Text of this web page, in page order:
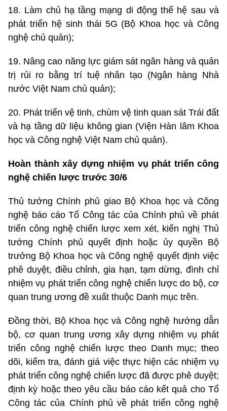
18. Làm chủ hạ tầng mạng di động thế hệ sau và
phát triển hệ sinh thái 5G (Bộ Khoa học và Công
nghệ chủ quản);
19. Nâng cao năng lực giám sát ngân hàng và quản
trị rủi ro bằng trí tuệ nhân tạo (Ngân hàng Nhà
nước Việt Nam chủ quản);
20. Phát triển vệ tinh, chùm vệ tinh quan sát Trái đất
và hạ tầng dữ liệu không gian (Viện Hàn lâm Khoa
học và Công nghệ Việt Nam chủ quản).
Hoàn thành xây dựng nhiệm vụ phát triển công
nghệ chiến lược trước 30/6
Thủ tướng Chính phủ giao Bộ Khoa học và Công
nghệ báo cáo Tổ Công tác của Chính phủ về phát
triển công nghệ chiến lược xem xét, kiến nghị Thủ
tướng Chính phủ quyết định hoặc ủy quyền Bộ
trưởng Bộ Khoa học và Công nghệ quyết định việc
phê duyệt, điều chỉnh, gia hạn, tạm dừng, đình chỉ
nhiệm vụ phát triển công nghệ chiến lược do bộ, cơ
quan trung ương đề xuất thuộc Danh mục trên.
Đồng thời, Bộ Khoa học và Công nghệ hướng dẫn
bộ, cơ quan trung ương xây dựng nhiệm vụ phát
triển công nghệ chiến lược theo Danh mục; theo
dõi, kiểm tra, đánh giá việc thực hiện các nhiệm vụ
phát triển công nghệ chiến lược đã được phê duyệt;
định kỳ hoặc theo yêu cầu báo cáo kết quả cho Tổ
Công tác của Chính phủ về phát triển công nghệ